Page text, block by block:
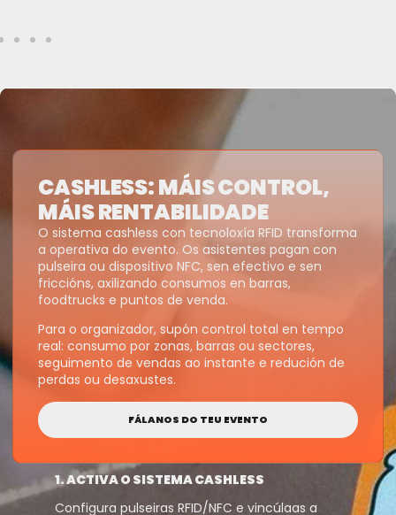
CASHLESS: MÁIS CONTROL,
MÁIS RENTABILIDADE
O sistema cashless con tecnoloxía RFID transforma
a operativa do evento. Os asistentes pagan con
pulseira ou dispositivo NFC, sen efectivo e sen
friccións, axilizando consumos en barras,
foodtrucks e puntos de venda.
Para o organizador, supón control total en tempo
real: consumo por zonas, barras ou sectores,
seguimento de vendas ao instante e redución de
perdas ou desaxustes.
FÁLANOS DO TEU EVENTO
1. ACTIVA O SISTEMA CASHLESS
Configura pulseiras RFID/NFC e vincúlaas a